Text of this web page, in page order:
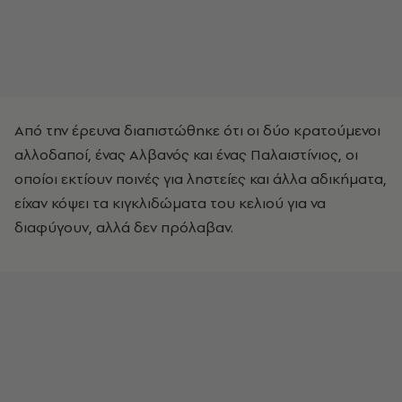
Από την έρευνα διαπιστώθηκε ότι οι δύο κρατούμενοι
αλλοδαποί, ένας Αλβανός και ένας Παλαιστίνιος, οι
οποίοι εκτίουν ποινές για ληστείες και άλλα αδικήματα,
είχαν κόψει τα κιγκλιδώματα του κελιού για να
διαφύγουν, αλλά δεν πρόλαβαν.